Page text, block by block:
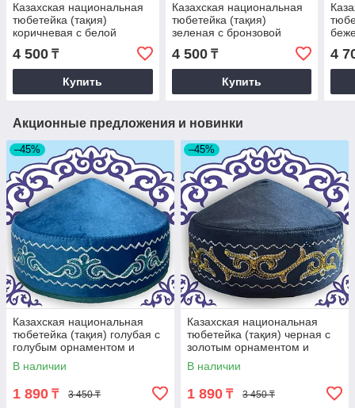
Казахская национальная
тюбетейка (тақия)
коричневая с белой
орнаментом
4 500 ₸
Купить
Казахская национальная
тюбетейка (тақия)
зеленая с бронзовой
вышивкой и орнаментом
4 500₸
Купить
4
Акционные предложения и новинки
–45%
Казахская национальная
тюбетейка (тақия) голубая с
голубым орнаментом и
белой строчкой (2)
В наличии
1 890 ₸ 3 450 ₸
–45%
Казахская национальная
тюбетейка (тақия) черная с
золотым орнаментом и
белой строчкой
В наличии
1 890 ₸ 3 450 ₸